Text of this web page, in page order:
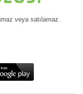
veya satılamaz.